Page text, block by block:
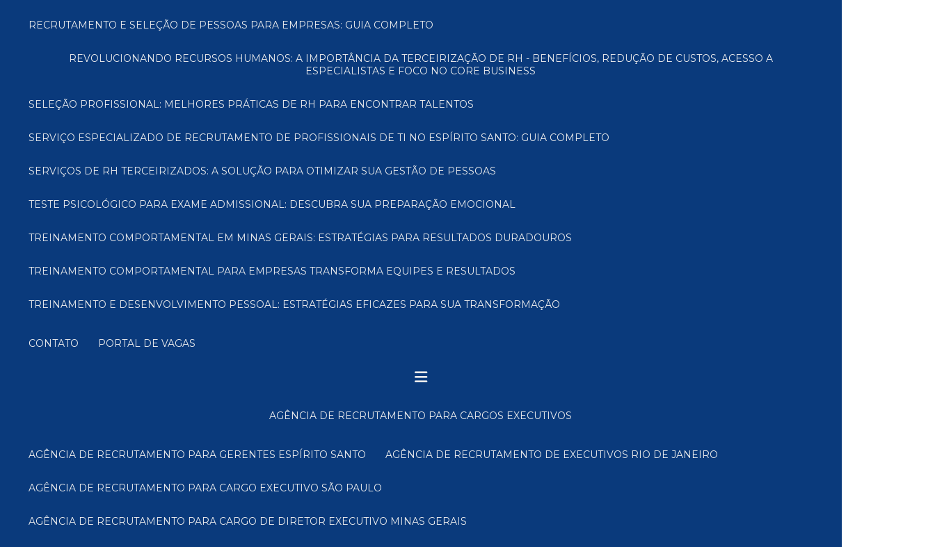
RECRUTAMENTO E SELEÇÃO DE PESSOAS PARA EMPRESAS: GUIA COMPLETO
REVOLUCIONANDO RECURSOS HUMANOS: A IMPORTÂNCIA DA TERCEIRIZAÇÃO DE RH - BENEFÍCIOS, REDUÇÃO DE CUSTOS, ACESSO A
ESPECIALISTAS E FOCO NO CORE BUSINESS
SELEÇÃO PROFISSIONAL: MELHORES PRÁTICAS DE RH PARA ENCONTRAR TALENTOS
SERVIÇO ESPECIALIZADO DE RECRUTAMENTO DE PROFISSIONAIS DE TI NO ESPÍRITO SANTO: GUIA COMPLETO
SERVIÇOS DE RH TERCEIRIZADOS: A SOLUÇÃO PARA OTIMIZAR SUA GESTÃO DE PESSOAS
TESTE PSICOLÓGICO PARA EXAME ADMISSIONAL: DESCUBRA SUA PREPARAÇÃO EMOCIONAL
TREINAMENTO COMPORTAMENTAL EM MINAS GERAIS: ESTRATÉGIAS PARA RESULTADOS DURADOUROS
TREINAMENTO COMPORTAMENTAL PARA EMPRESAS TRANSFORMA EQUIPES E RESULTADOS
TREINAMENTO E DESENVOLVIMENTO PESSOAL: ESTRATÉGIAS EFICAZES PARA SUA TRANSFORMAÇÃO
CONTATO PORTAL DE VAGAS
AGÊNCIA DE RECRUTAMENTO PARA CARGOS EXECUTIVOS
AGÊNCIA DE RECRUTAMENTO PARA GERENTES ESPÍRITO SANTO AGÊNCIA DE RECRUTAMENTO DE EXECUTIVOS RIO DE JANEIRO
AGÊNCIA DE RECRUTAMENTO PARA CARGO EXECUTIVO SÃO PAULO
AGÊNCIA DE RECRUTAMENTO PARA CARGO DE DIRETOR EXECUTIVO MINAS GERAIS